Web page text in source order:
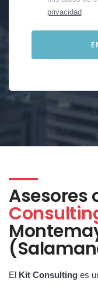
privacidad.
Asesores
El Kit Consulting es